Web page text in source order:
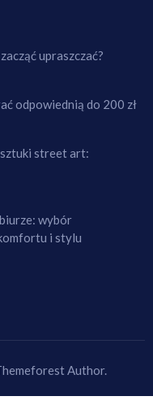
upraszczać?
odpowiednią do 200 zł
street art:
wybór
i stylu
Author.